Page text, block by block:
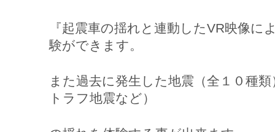
『起震車の揺れと連動したVR映像に
験ができます。
また過去に発生した地震（全１０種
トラフ地震など）